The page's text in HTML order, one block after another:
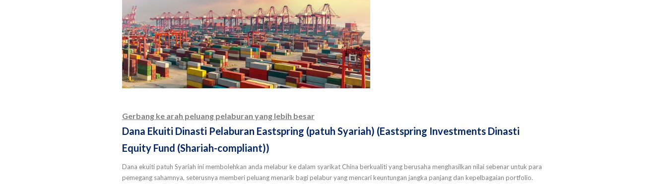
Gerbang ke arah peluang pelaburan yang lebih besar
Dana Ekuiti Dinasti Pelaburan Eastspring (patuh Syariah) (Eastspring Investments Dinasti
Equity Fund (Shariah-compliant))
Dana ekuiti patuh Syariah ini membolehkan anda melabur ke dalam syarikat China berkualiti yang berusaha menghasilkan nilai sebenar untuk para
pemegang sahamnya, seterusnya memberi peluang menarik bagi pelabur yang mencari keuntungan jangka panjang dan kepelbagaian portfolio.